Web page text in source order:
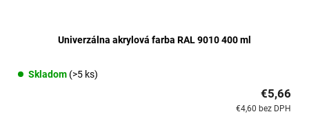
Univerzálna akrylová farba RAL 9010 400 ml
Skladom (>5 ks)
€4,60 bez DPH
€5,66